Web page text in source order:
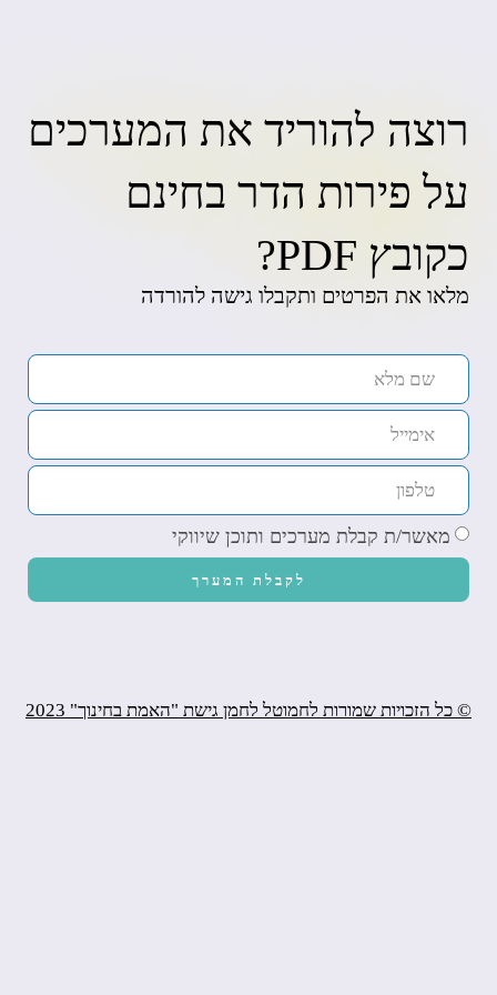
רוצה להוריד את המערכים
על פירות הדר בחינם
כקובץ PDF?
מלאו את הפרטים ותקבלו גישה להורדה
מאשר/ת קבלת מערכים ותוכן שיווקי
לקבלת המערך
© כל הזכויות שמורות לחמוטל לחמן גישת "האמת בחינוך" 2023